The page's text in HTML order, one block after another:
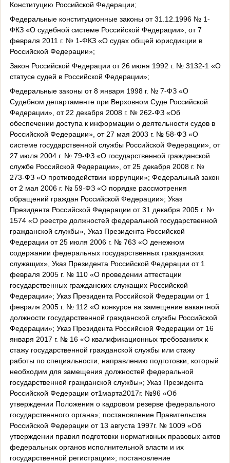
Конституцию Российской Федерации;
Федеральные конституционные законы от 31.12.1996 № 1-
ФКЗ «О судебной системе Российской Федерации», от 7
февраля 2011 г. № 1-ФКЗ «О судах общей юрисдикции в
Российской Федерации»;
Закон Российской Федерации от 26 июня 1992 г. № 3132-1 «О
статусе судей в Российской Федерации»;
Федеральные законы от 8 января 1998 г. № 7-ФЗ «О
Судебном департаменте при Верховном Суде Российской
Федерации», от 22 декабря 2008 г. № 262-ФЗ «Об
обеспечении доступа к информации о деятельности судов в
Российской Федерации», от 27 мая 2003 г. № 58-ФЗ «О
системе государственной службы Российской Федерации», от
27 июля 2004 г. № 79-ФЗ «О государственной гражданской
службе Российской Федерации», от 25 декабря 2008 г. №
273-ФЗ «О противодействии коррупции»; Федеральный закон
от 2 мая 2006 г. № 59-ФЗ «О порядке рассмотрения
обращений граждан Российской Федерации»; Указ
Президента Российской Федерации от 31 декабря 2005 г. №
1574 «О реестре должностей федеральной государственной
гражданской службы», Указ Президента Российской
Федерации от 25 июля 2006 г. № 763 «О денежном
содержании федеральных государственных гражданских
служащих», Указ Президента Российской Федерации от 1
февраля 2005 г. № 110 «О проведении аттестации
государственных гражданских служащих Российской
Федерации»; Указ Президента Российской Федерации от 1
февраля 2005 г. № 112 «О конкурсе на замещение вакантной
должности государственной гражданской службы Российской
Федерации»; Указ Президента Российской Федерации от 16
января 2017 г. № 16 «О квалификационных требованиях к
стажу государственной гражданской службы или стажу
работы по специальности, направлению подготовки, который
необходим для замещения должностей федеральной
государственной гражданской службы»; Указ Президента
Российской Федерации от1марта2017г. №96 «Об
утверждении Положения о кадровом резерве федерального
государственного органа»; постановление Правительства
Российской Федерации от 13 августа 1997г. № 1009 «Об
утверждении правил подготовки нормативных правовых актов
федеральных органов исполнительной власти и их
государственной регистрации»; постановление